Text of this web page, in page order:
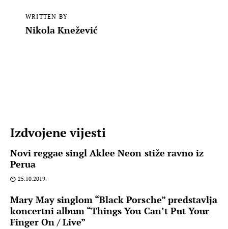
WRITTEN BY
Nikola Knežević
Izdvojene vijesti
Novi reggae singl Aklee Neon stiže ravno iz
Perua
25.10.2019.
Mary May singlom “Black Porsche” predstavlja
koncertni album “Things You Can’t Put Your
Finger On / Live”